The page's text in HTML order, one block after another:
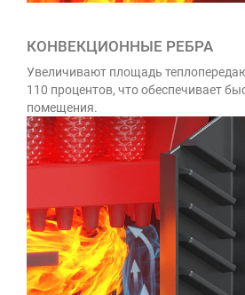
КОНВЕКЦИОННЫЕ РЕБРА
Увеличивают площадь
110 процентов, что обеспечивает
помещения.